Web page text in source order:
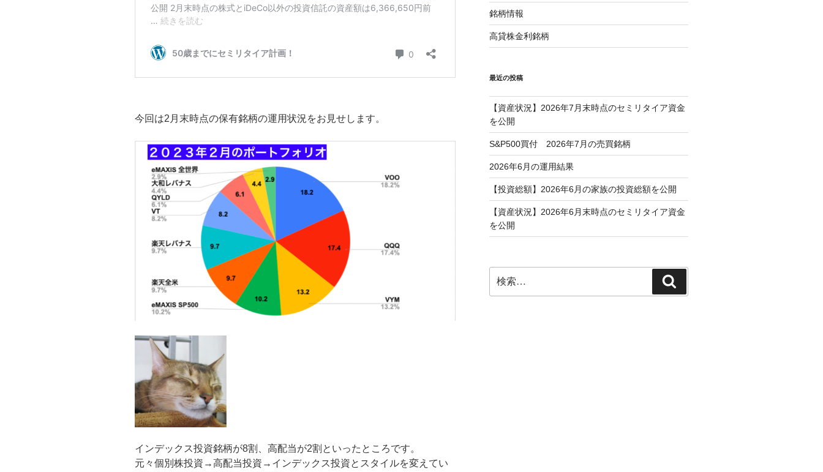
今回は2月末時点の保有銘柄の運用状況をお見せします。
インデックス投資銘柄が8割、高配当が2割といったところです。
元々個別株投資→高配当投資→インデックス投資とスタイルを変えてい
銘柄情報
高貸株金利銘柄
最近の投稿
【資産状況】2026年7月末時点のセミリタイア資金
を公開
S&P500買付 2026年7月の売買銘柄
2026年6月の運用結果
【投資総額】2026年6月の家族の投資総額を公開
【資産状況】2026年6月末時点のセミリタイア資金
を公開
索:
索